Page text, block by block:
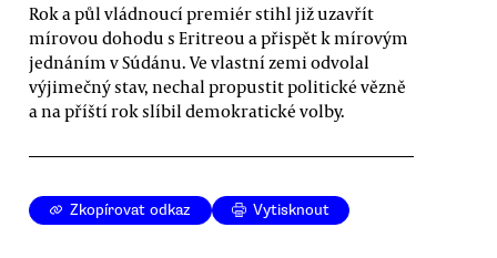
Rok a půl vládnoucí premiér stihl již uzavřít
mírovou dohodu s Eritreou a přispět k mírovým
jednáním v Súdánu. Ve vlastní zemi odvolal
výjimečný stav, nechal propustit politické vězně
a na příští rok slíbil demokratické volby.
Zkopírovat odkaz Vytisknout